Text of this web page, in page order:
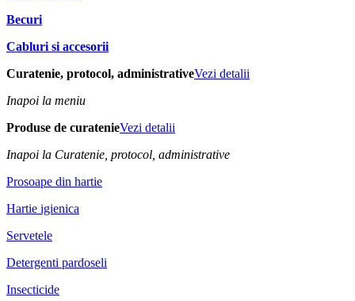
Becuri
Cabluri si accesorii
Curatenie, protocol, administrativeVezi detalii
Inapoi la meniu
Produse de curatenieVezi detalii
Inapoi la Curatenie, protocol, administrative
Prosoape din hartie
Hartie igienica
Servetele
Detergenti pardoseli
Insecticide